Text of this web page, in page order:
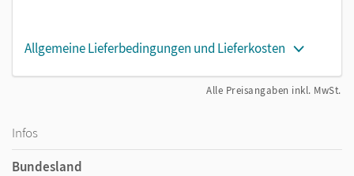
Allgemeine Lieferbedingungen und Lieferkosten
Alle Preisangaben inkl. MwSt.
Infos
Bundesland